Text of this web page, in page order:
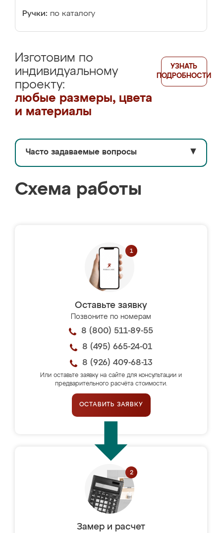
Ручки: по каталогу
Изготовим по
индивидуальному
проекту:
любые размеры, цвета
и материалы
УЗНАТЬ
ПОДРОБНОСТИ
Часто задаваемые вопросы ▼
Схема работы
Оставьте заявку
Позвоните по номерам
8 (800) 511-89-55
8 (495) 665-24-01
8 (926) 409-68-13
Или оставьте заявку на сайте для консультации и
предварительного расчёта стоимости.
ОСТАВИТЬ ЗАЯВКУ
Замер и расчет